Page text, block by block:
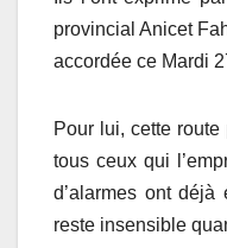
provincial Anicet
accordée ce Mardi
Pour lui, cette
tous ceux qui
d’alarmes ont
reste insensible